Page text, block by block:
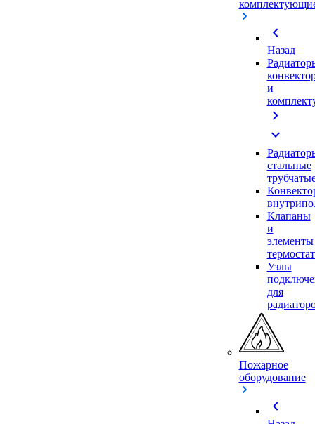
chevron_left
Назад
и
chevron_right
expand_more
стальные
Клапаны
и
элементы
Узлы
для
Пожарное
оборудование
chevron_left